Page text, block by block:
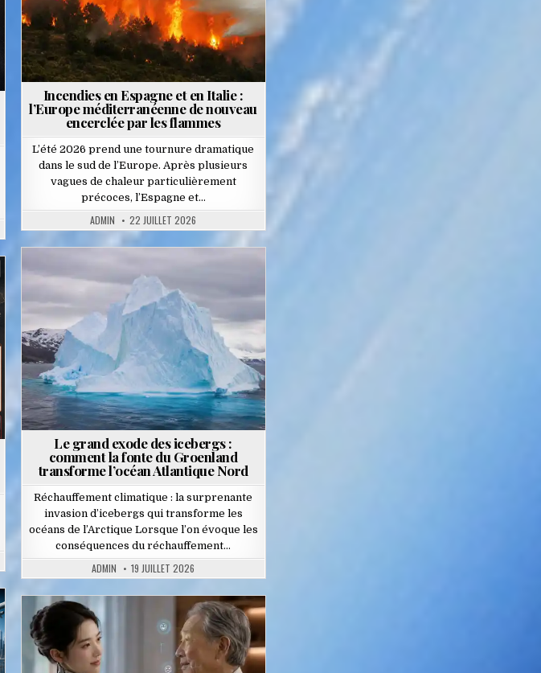
Incendies en Espagne et en Italie :
l’Europe méditerranéenne de nouveau
encerclée par les flammes
L’été 2026 prend une tournure dramatique
dans le sud de l’Europe. Après plusieurs
vagues de chaleur particulièrement
précoces, l’Espagne et…
ADMIN 22 JUILLET 2026
in
Le grand exode des icebergs :
comment la fonte du Groenland
transforme l’océan Atlantique Nord
Réchauffement climatique : la surprenante
invasion d’icebergs qui transforme les
océans de l’Arctique Lorsque l’on évoque les
conséquences du réchauffement…
ADMIN 19 JUILLET 2026
Posted
in